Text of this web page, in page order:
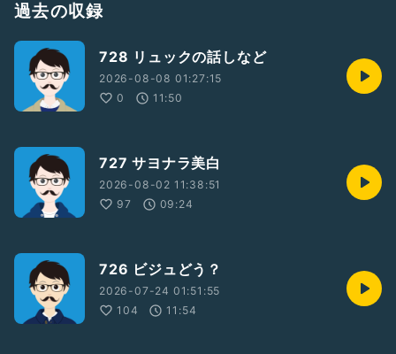
過去の収録
728 リュックの話しなど
2026-08-08 01:27:15
0
11:50
727 サヨナラ美白
2026-08-02 11:38:51
97
09:24
726 ビジュどう？
2026-07-24 01:51:55
104
11:54